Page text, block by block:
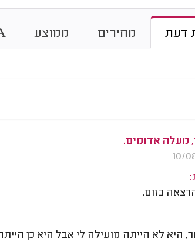
דעת מחירים ממוצע
מעלה אדומים.
בזום.
היא לא הייתה מועילה לי אבל היא כן